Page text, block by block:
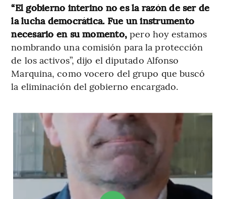
“El gobierno interino no es la razón de ser de
la lucha democrática. Fue un instrumento
necesario en su momento, pero hoy estamos
nombrando una comisión para la protección
de los activos”, dijo el diputado Alfonso
Marquina, como vocero del grupo que buscó
la eliminación del gobierno encargado.